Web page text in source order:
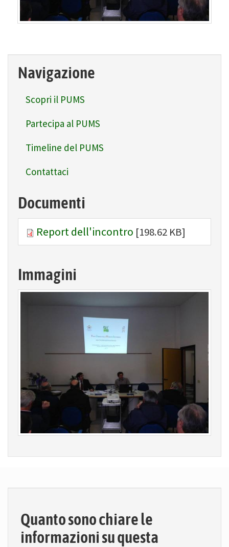
Navigazione
Scopri il PUMS
Partecipa al PUMS
Timeline del PUMS
Contattaci
Documenti
Report dell'incontro [198.62 KB]
Immagini
Quanto sono chiare le
informazioni su questa